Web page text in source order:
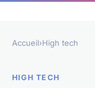
Accueil›High tech
HIGH TECH